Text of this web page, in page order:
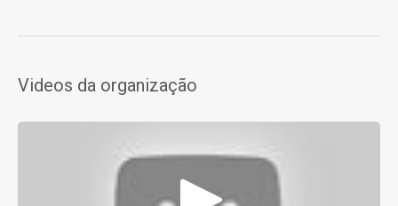
Videos da organização